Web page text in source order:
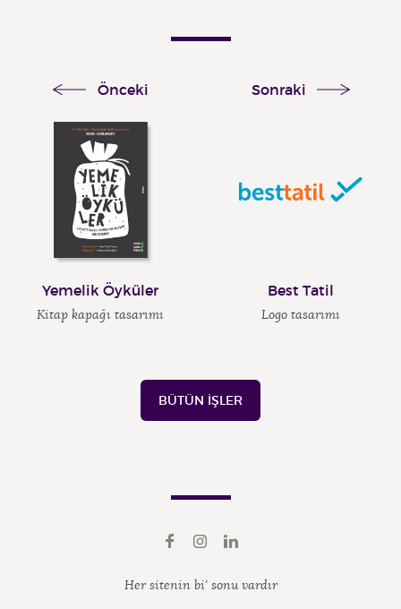
Önceki
Yemelik Öyküler
Kitap kapağı tasarımı
Sonraki
Best Tatil
Logo tasarımı
BÜTÜN İŞLER
Her sitenin bi' sonu vardır